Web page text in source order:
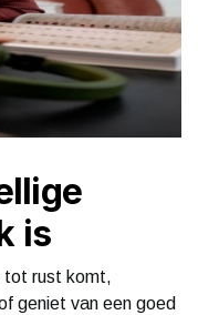
is
tot rust komt,
geniet van een goed